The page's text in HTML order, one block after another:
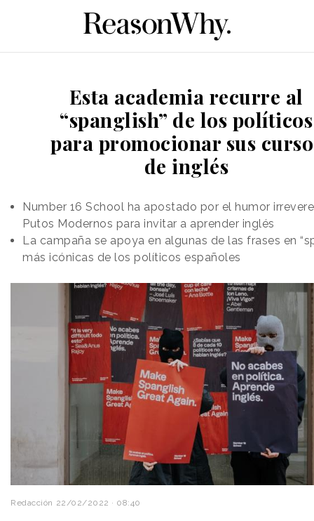
Esta academia recurre al
“spanglish” de los políticos
para promocionar sus
de inglés
Number 16 School ha apostado por el humor
Putos Modernos para invitar a aprender inglés
La campaña se apoya en algunas de las frases en
más icónicas de los políticos españoles
Redacción 22/02/2022 · 08:40